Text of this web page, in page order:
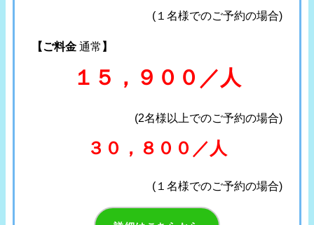
(１名様でのご予約の場合)
【ご料金 通常 】
１５，９００／人
(2名様以上でのご予約の場合)
３０，８００／人
(１名様でのご予約の場合)